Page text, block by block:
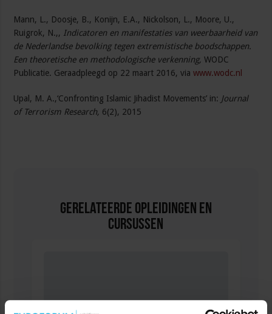
Mann, L., Doosje, B., Konijn, E.A., Nickolson, L., Moore, U.,
Ruigrok, N.,, Indicatoren en manifestaties van weerbaarheid van
de Nederlandse bevolking tegen extremistische boodschappen.
Een theoretische en methodologische verkenning,WODC
Publicatie. Geraadpleegd op 22 maart 2016, viawww.wodc.nl
Upal, M. A.,‘Confronting Islamic Jihadist Movements’ in: Journal
of Terrorism Research, 6(2), 2015
Gerelateerde Opleidingen en
Cursussen